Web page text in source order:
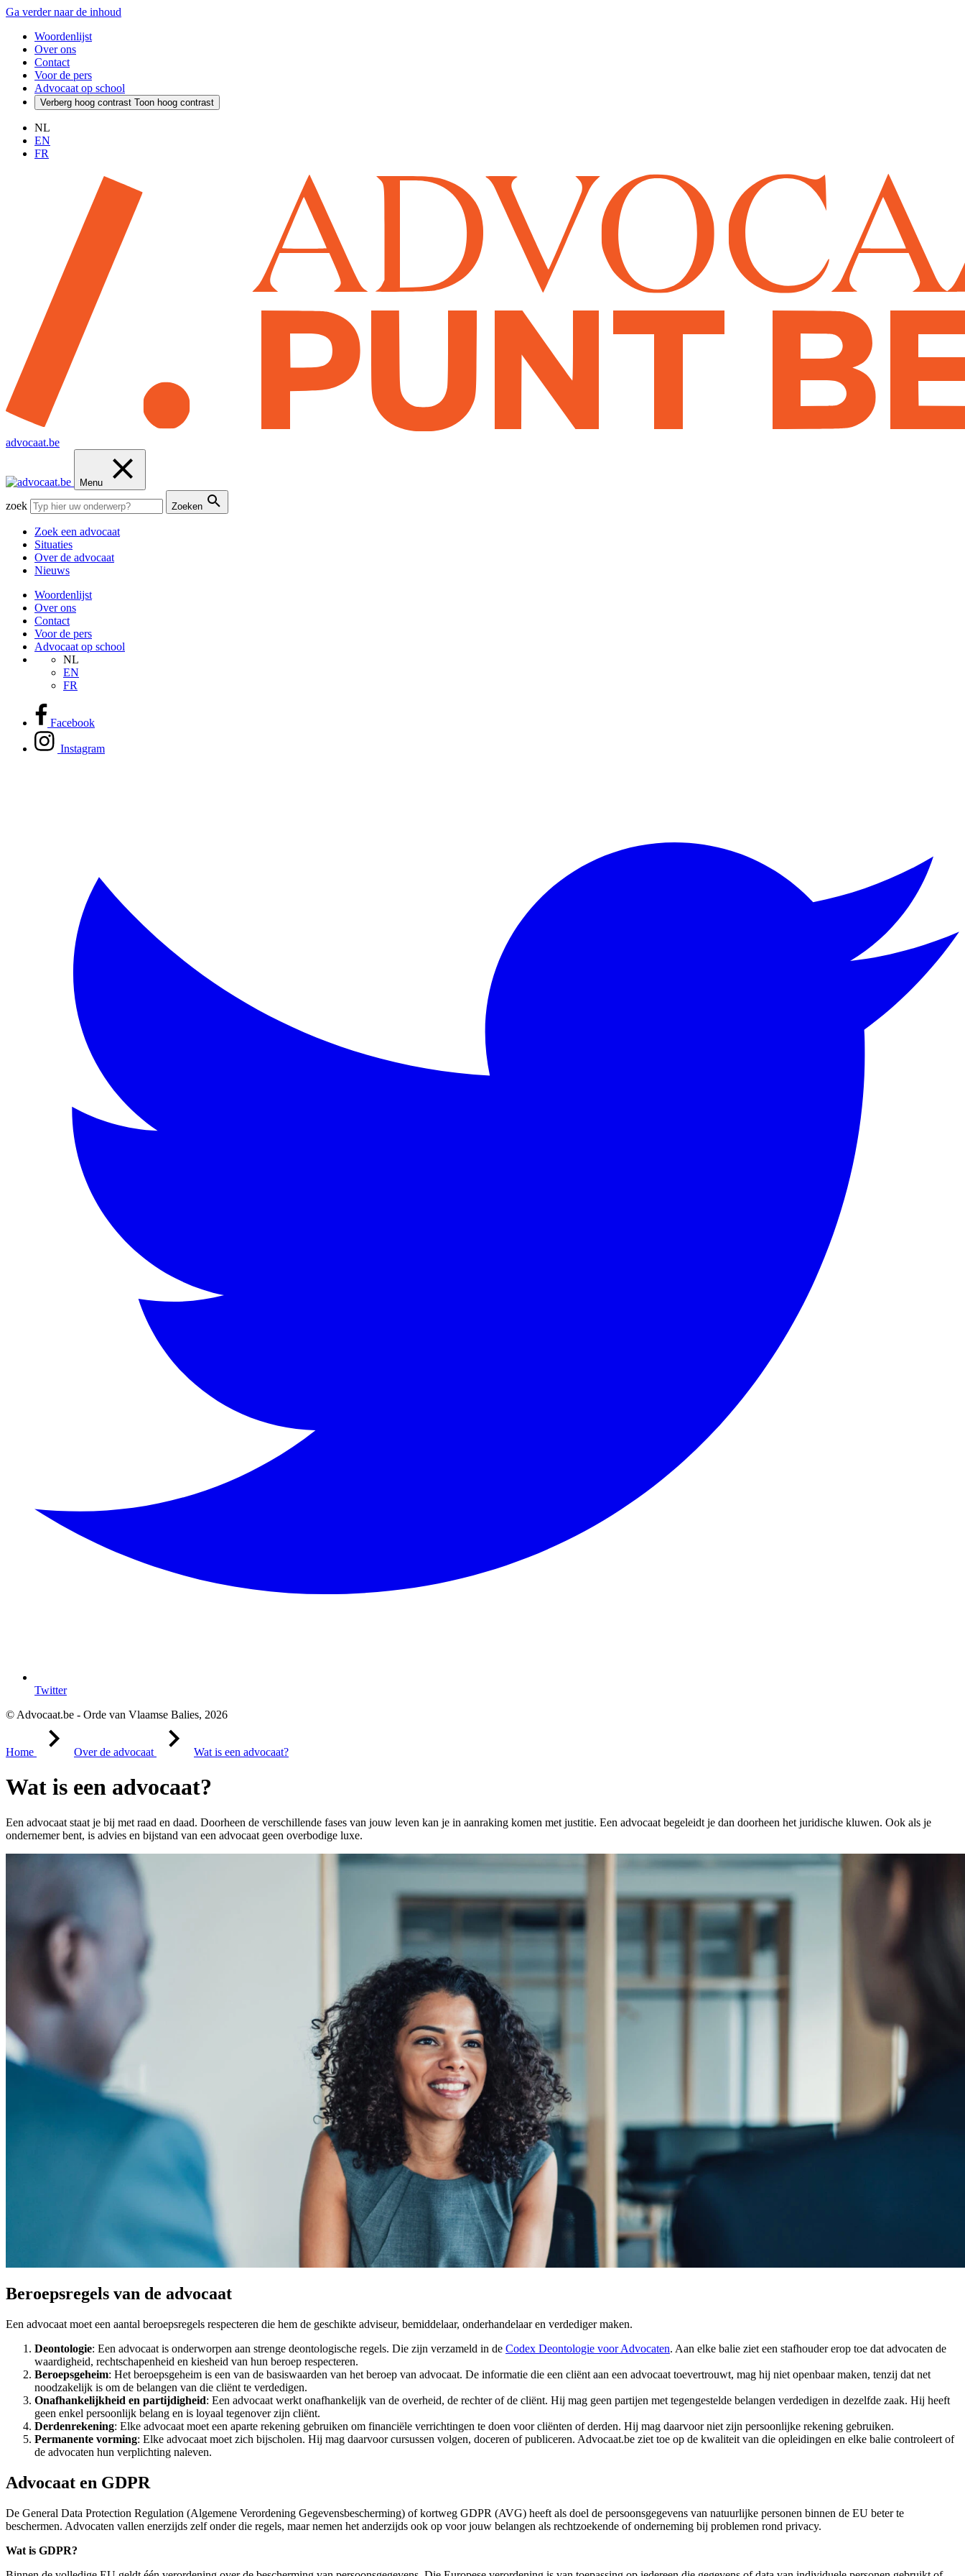
Ga verder naar de inhoud
Woordenlijst
Over ons
Contact
Voor de pers
Advocaat op school
Verberg hoog contrast Toon hoog contrast
NL
EN
FR
advocaat.be
Menu
zoek Zoeken
Zoek een advocaat
Situaties
Over de advocaat
Nieuws
Woordenlijst
Over ons
Contact
Voor de pers
Advocaat op school
NL
EN
FR
Facebook
Instagram
Twitter
© Advocaat.be - Orde van Vlaamse Balies, 2026
Home Over de advocaat Wat is een advocaat?
Wat is een advocaat?
Een advocaat staat je bij met raad en daad. Doorheen de verschillende fases van jouw leven kan je in aanraking komen met justitie. Een advocaat begeleidt je dan doorheen het juridische kluwen. Ook als je
ondernemer bent, is advies en bijstand van een advocaat geen overbodige luxe.
Beroepsregels van de advocaat
Een advocaat moet een aantal beroepsregels respecteren die hem de geschikte adviseur, bemiddelaar, onderhandelaar en verdediger maken.
Deontologie: Een advocaat is onderworpen aan strenge deontologische regels. Die zijn verzameld in de Codex Deontologie voor Advocaten. Aan elke balie ziet een stafhouder erop toe dat advocaten de
waardigheid, rechtschapenheid en kiesheid van hun beroep respecteren.
Beroepsgeheim: Het beroepsgeheim is een van de basiswaarden van het beroep van advocaat. De informatie die een cliënt aan een advocaat toevertrouwt, mag hij niet openbaar maken, tenzij dat net
noodzakelijk is om de belangen van die cliënt te verdedigen.
Onafhankelijkheid en partijdigheid: Een advocaat werkt onafhankelijk van de overheid, de rechter of de cliënt. Hij mag geen partijen met tegengestelde belangen verdedigen in dezelfde zaak. Hij heeft
geen enkel persoonlijk belang en is loyaal tegenover zijn cliënt.
Derdenrekening: Elke advocaat moet een aparte rekening gebruiken om financiële verrichtingen te doen voor cliënten of derden. Hij mag daarvoor niet zijn persoonlijke rekening gebruiken.
Permanente vorming: Elke advocaat moet zich bijscholen. Hij mag daarvoor cursussen volgen, doceren of publiceren. Advocaat.be ziet toe op de kwaliteit van die opleidingen en elke balie controleert of
de advocaten hun verplichting naleven.
Advocaat en GDPR
De General Data Protection Regulation (Algemene Verordening Gegevensbescherming) of kortweg GDPR (AVG) heeft als doel de persoonsgegevens van natuurlijke personen binnen de EU beter te
beschermen. Advocaten vallen enerzijds zelf onder die regels, maar nemen het anderzijds ook op voor jouw belangen als rechtzoekende of onderneming bij problemen rond privacy.
Wat is GDPR?